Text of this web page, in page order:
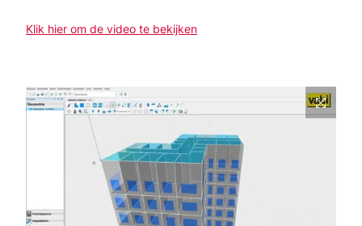
Klik hier om de video te bekijken